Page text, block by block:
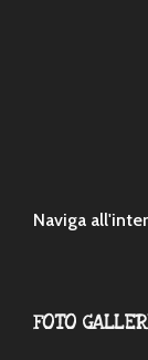
Naviga
FOTO